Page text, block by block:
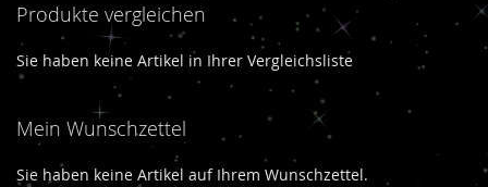
Produkte vergleichen
Sie haben keine Artikel in Ihrer Vergleichsliste
Mein Wunschzettel
Sie haben keine Artikel auf Ihrem Wunschzettel.